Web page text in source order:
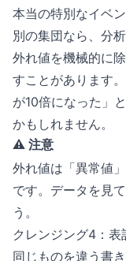
本当の特別なイベ
別の集団なら、分
外れ値を機械的に
すことがあります
が10倍になった」
かもしれません。
⚠️ 注意
外れ値は「異常値
です。データを見
う。
クレンジング4：表
同じものを違う書